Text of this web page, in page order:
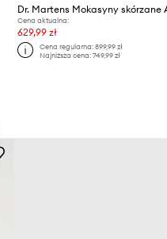
Cena aktualna:
629,99 zł
Cena regularna: 899,99 zł
Najniższa cena: 749,99 zł